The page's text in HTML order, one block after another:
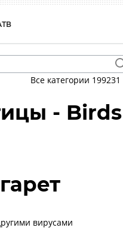
ТВ
Все категории 199231
- Birds
вирусами